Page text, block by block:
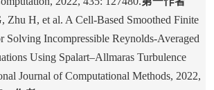
Zhu H, et al. A Cell-Based Smoothed Finite
Solving Incompressible Reynolds-Averaged
Using Spalart–Allmaras Turbulence
Journal of Computational Methods, 2022,